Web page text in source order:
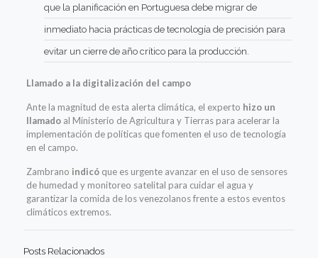
que la planificación en Portuguesa debe migrar de
inmediato hacia prácticas de tecnología de precisión para
evitar un cierre de año crítico para la producción.
Llamado a la digitalización del campo
Ante la magnitud de esta alerta climática, el experto hizo un
llamadoal Ministerio de Agricultura y Tierras para acelerar la
implementación de políticas que fomenten el uso de tecnología
en el campo.
Zambrano indicóque es urgente avanzar en el uso de sensores
de humedad y monitoreo satelital para cuidar el agua y
garantizar la comida de los venezolanos frente a estos eventos
climáticos extremos.
Posts Relacionados